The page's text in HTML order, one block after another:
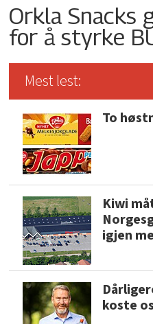
Orkla Snacks
for å styrke
Mest lest:
To
Kiwi
igjen
koste